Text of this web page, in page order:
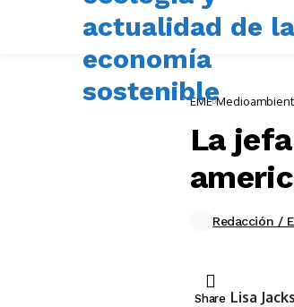
EME
La
Redacción /
Share Lisa